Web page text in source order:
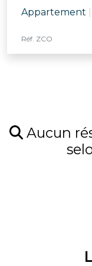
Appartement
Réf. ZCO
Aucun